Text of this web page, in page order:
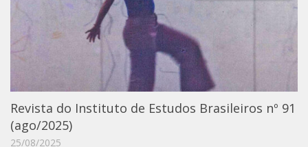
Orientadores
Credenciamento / Recredenciamento de Orientador
Credenciamento / Recredenciamento de Disciplina
Notícias da Pós
Aluno Especial
Dissertações Defendidas
Revista do Instituto de Estudos Brasileiros nº 91
(ago/2025)
25/08/2025